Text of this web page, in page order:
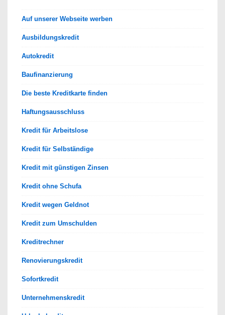
Auf unserer Webseite werben
Ausbildungskredit
Autokredit
Baufinanzierung
Die beste Kreditkarte finden
Haftungsausschluss
Kredit für Arbeitslose
Kredit für Selbständige
Kredit mit günstigen Zinsen
Kredit ohne Schufa
Kredit wegen Geldnot
Kredit zum Umschulden
Kreditrechner
Renovierungskredit
Sofortkredit
Unternehmenskredit